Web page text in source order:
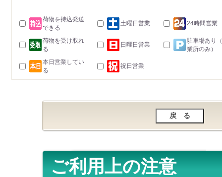
荷物を持込発送
できる
土曜日営業 24時間営業
荷物を受け取れ
る
日曜日営業
駐車場あり
業所のみ）
本日営業してい
る
祝日営業
ご利用上の注意